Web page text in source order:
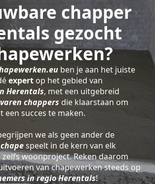
chapper
gezocht
ben je aan het juiste
expertop het gebied van
Herentals, met een uitgebreid
chappers die klaarstaan om
succes te maken.
we als geen ander de
chapespeelt in de kern van elk
woonproject. Reken daarom
van chapewerken steeds op
in regio Herentals!